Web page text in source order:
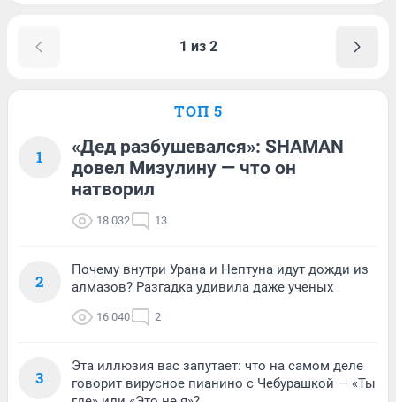
1 из 2
ТОП 5
1
«Дед разбушевался»: SHAMAN
довел Мизулину — что он
натворил
18 032 13
2
Почему внутри Урана и Нептуна идут дожди из
алмазов? Разгадка удивила даже ученых
16 040 2
3
Эта иллюзия вас запутает: что на самом деле
говорит вирусное пианино с Чебурашкой — «Ты